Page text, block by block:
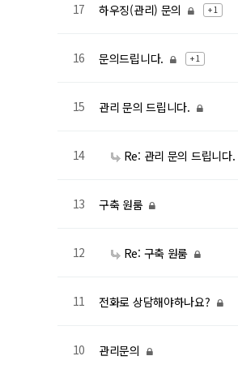
17 하우징(관리) 문의 + 1
16 문의드립니다. + 1
15 관리 문의 드립니다.
14 Re: 관리 문의 드립니다.
13 구축 원룸
12 Re: 구축 원룸
11 전화로 상담해야하나요?
10 관리문의